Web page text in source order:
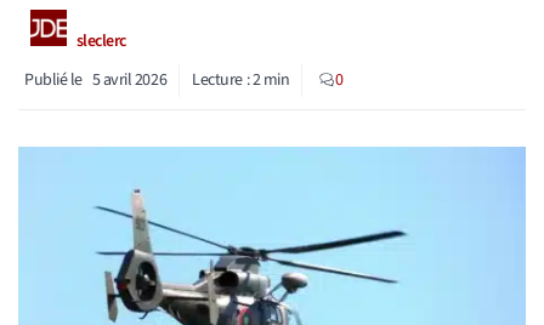
sleclerc
Publié le 5 avril 2026 Lecture :2min 0